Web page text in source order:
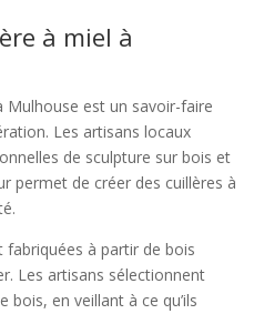
à miel à
Mulhouse est un savoir-faire
Les artisans locaux
de sculpture sur bois et
permet de créer des cuillères à
fabriquées à partir de bois
Les artisans sélectionnent
en veillant à ce qu’ils